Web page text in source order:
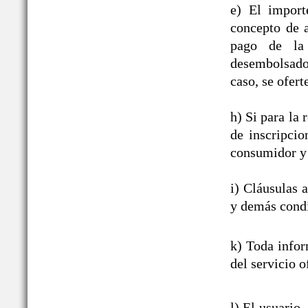
e) El
concepto de
pago de
caso, se
h) Si para la
de
consumidor
i) Cláusulas
y demás
k) Toda
del servicio